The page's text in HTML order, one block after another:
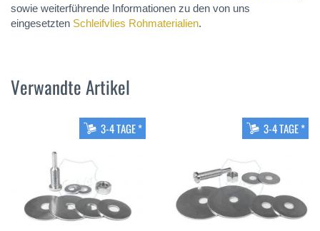
sowie weiterführende Informationen zu den von uns
eingesetzten Schleifvlies Rohmaterialien.
Verwandte Artikel
3-4 TAGE * 3-4 TAGE *